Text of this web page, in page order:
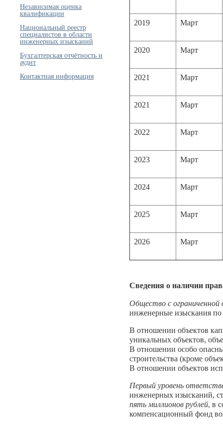
Независимая оценка
квалификации
Национальный реестр
специалистов в области
инженерных изысканий
Бухгалтерская отчётность и
аудит
Контактная информация
2019 Март
2020 Март
2021 Март
2021 Март
2022 Март
2023 Март
2024 Март
2025 Март
2026 Март
Сведения о наличии
Общество с
инженерные изыскания
В отношении объектов
уникальных объектов,
В отношении особо
строительства (кроме
В отношении объектов
Первый уровень
инженерных изысканий,
пять миллионов рублей, в
компенсационный фонд